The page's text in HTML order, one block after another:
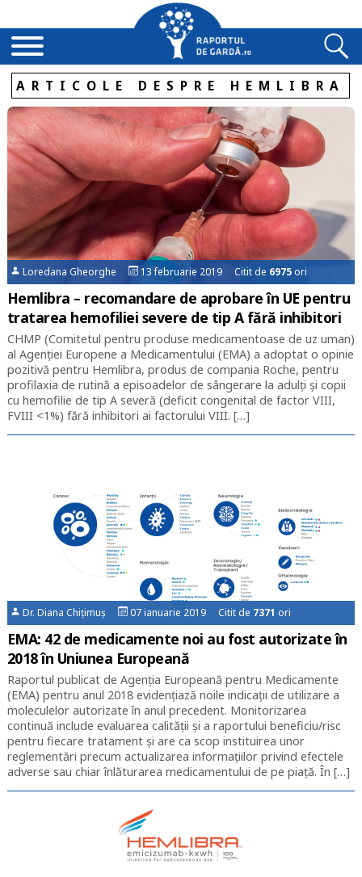
ARTICOLE DESPRE HEMLIBRA
Loredana Gheorghe 13 februarie 2019 Citit de 6975 ori
Hemlibra – recomandare de aprobare în UE pentru
tratarea hemofiliei severe de tip A fără inhibitori
CHMP (Comitetul pentru produse medicamentoase de uz uman)
al Agenției Europene a Medicamentului (EMA) a adoptat o opinie
pozitivă pentru Hemlibra, produs de compania Roche, pentru
profilaxia de rutină a episoadelor de sângerare la adulţi şi copii
cu hemofilie de tip A severă (deficit congenital de factor VIII,
FVIII <1%) fără inhibitori ai factorului VIII. […]
Dr. Diana Chițimuș 07 ianuarie 2019 Citit de 7371 ori
EMA: 42 de medicamente noi au fost autorizate în
2018 în Uniunea Europeană
Raportul publicat de Agenția Europeană pentru Medicamente
(EMA) pentru anul 2018 evidențiază noile indicații de utilizare a
moleculelor autorizate în anul precedent. Monitorizarea
continuă include evaluarea calității și a raportului beneficiu/risc
pentru fiecare tratament și are ca scop instituirea unor
reglementări precum actualizarea informațiilor privind efectele
adverse sau chiar înlăturarea medicamentului de pe piață. În […]